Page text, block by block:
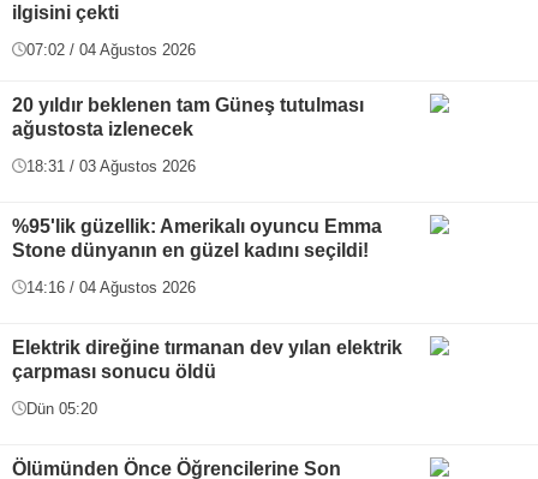
ilgisini çekti
07:02 / 04 Ağustos 2026
20 yıldır beklenen tam Güneş tutulması
ağustosta izlenecek
18:31 / 03 Ağustos 2026
%95'lik güzellik: Amerikalı oyuncu Emma
Stone dünyanın en güzel kadını seçildi!
14:16 / 04 Ağustos 2026
Elektrik direğine tırmanan dev yılan elektrik
çarpması sonucu öldü
Dün 05:20
Ölümünden Önce Öğrencilerine Son